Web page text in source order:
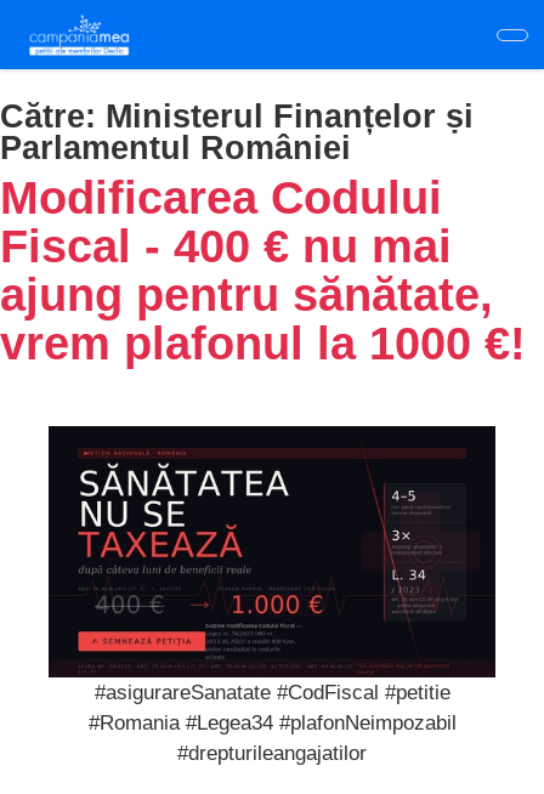
main
content
Către: Ministerul Finanțelor ṣi
Parlamentul României
Modificarea Codului
Fiscal - 400 € nu mai
ajung pentru sănătate,
vrem plafonul la 1000 €!
#asigurareSanatate #CodFiscal #petitie
#Romania #Legea34 #plafonNeimpozabil
#drepturileangajatilor